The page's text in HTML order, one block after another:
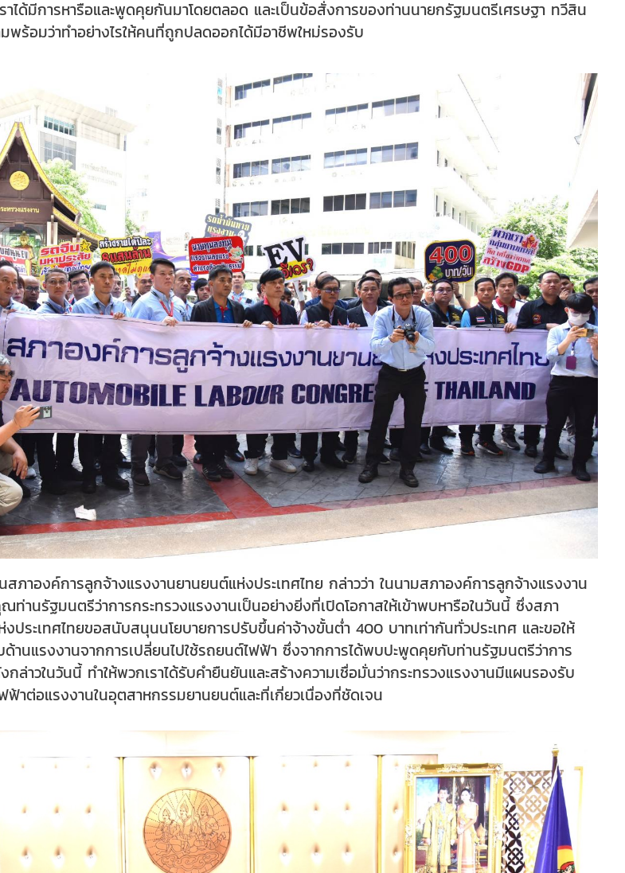
าได้มีการหารือและพูดคุยกันมาโดยตลอด และเป็นข้อสั่งการของท่านนายกรัฐมนตรีเศรษฐา ทวีสิน
มพร้อมว่าทำอย่างไรให้คนที่ถูกปลดออกได้มีอาชีพใหม่รองรับ
ภาองค์การลูกจ้างแรงงานยานยนต์แห่งประเทศไทย กล่าวว่า ในนามสภาองค์การลูกจ้างแรงงาน
านรัฐมนตรีว่าการกระทรวงแรงงานเป็นอย่างยิ่งที่เปิดโอกาสให้เข้าพบหารือในวันนี้ ซึ่งสภา
ประเทศไทยขอสนับสนุนนโยบายการปรับขึ้นค่าจ้างขั้นต่ำ 400 บาทเท่ากันทั่วประเทศ และขอให้
านแรงงานจากการเปลี่ยนไปใช้รถยนต์ไฟฟ้า ซึ่งจากการได้พบปะพูดคุยกับท่านรัฐมนตรีว่าการ
ล่าวในวันนี้ ทำให้พวกเราได้รับคำยืนยันและสร้างความเชื่อมั่นว่ากระทรวงแรงงานมีแผนรองรับ
ฟ้าต่อแรงงานในอุตสาหกรรมยานยนต์และที่เกี่ยวเนื่องที่ชัดเจน